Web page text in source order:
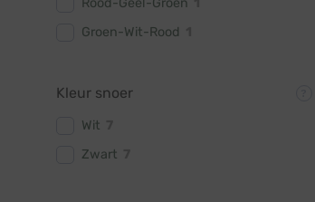
Rood-Geel-Groen
Groen-Wit-Rood
Kleur snoer
Wit
Zwart